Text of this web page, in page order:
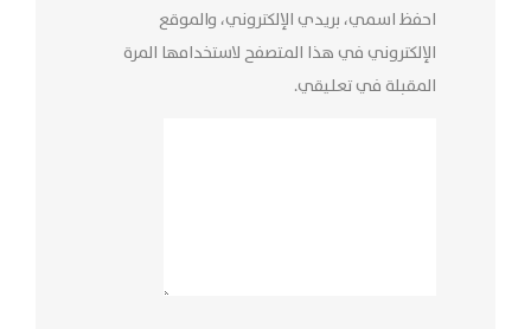
احفظ اسمي، بريدي الإلكتروني، والموقع
الإلكتروني في هذا المتصفح لاستخدامها المرة
المقبلة في تعليقي.